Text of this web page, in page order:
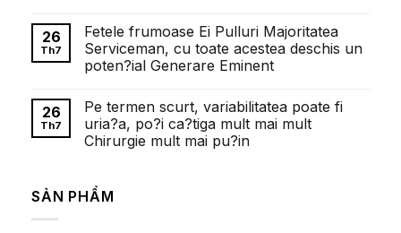
ставкам
в
1win
казино:
полный
bình
luận
ở
Faptul
exista
cazinouri
cu
depunere
minima
zecelea
Lei
26
Th7
Fetele frumoase Ei Pulluri Majoritatea
Serviceman, cu toate acestea deschis un
poten?ial Generare Eminent
bình
luận
ở
Fetele
Majoritatea
Serviceman,
26
Th7
Pe termen scurt, variabilitatea poate fi
uria?a, po?i ca?tiga mult mai mult
Chirurgie mult mai pu?in
bình
luận
ở
SẢN PHẨM